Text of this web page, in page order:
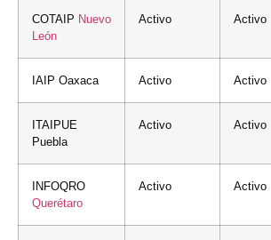
COTAIP Nuevo
León
Activo Activo
IAIP Oaxaca Activo Activo
ITAIPUE
Puebla
Activo Activo
INFOQRO
Querétaro
Activo Activo